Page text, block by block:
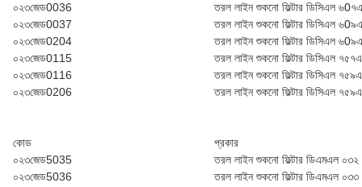
০২৩জেড0036
তরল লাইন শুকনো ফিল্টার ডি‌সি‌এল
০২৩জেড0037
তরল লাইন শুকনো ফিল্টার ডি‌সি‌এল
০২৩জেড0204
তরল লাইন শুকনো ফিল্টার ডি‌সি‌এল
০২৩জেড0115
তরল লাইন শুকনো ফিল্টার ডি‌সি‌এল
০২৩জেড0116
তরল লাইন শুকনো ফিল্টার ডি‌সি‌এল
০২৩জেড0206
তরল লাইন শুকনো ফিল্টার ডি‌সি‌এল
কোড
প্রকার
০২৩জেড5035
তরল লাইন শুকনো ফিল্টার ডি‌এম‌এল ০৩২
০২৩জেড5036
তরল লাইন শুকনো ফিল্টার ডি‌এম‌এল ০৩৩